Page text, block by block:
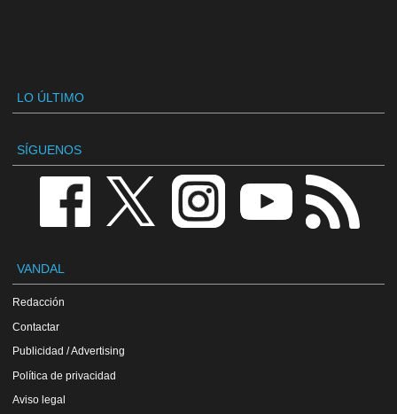
LO ÚLTIMO
SÍGUENOS
VANDAL
Redacción
Contactar
Publicidad / Advertising
Política de privacidad
Aviso legal